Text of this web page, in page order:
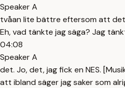
Speaker A
tvåan lite bättre eftersom att det
Eh, vad tänkte jag säga? Jag
04:08
Speaker A
det. Jo, det, jag fick en NES.
att ibland säger jag saker som